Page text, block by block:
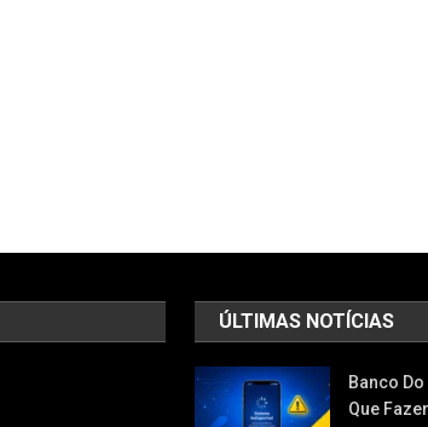
ÚLTIMAS NOTÍCIAS
Banco
Que